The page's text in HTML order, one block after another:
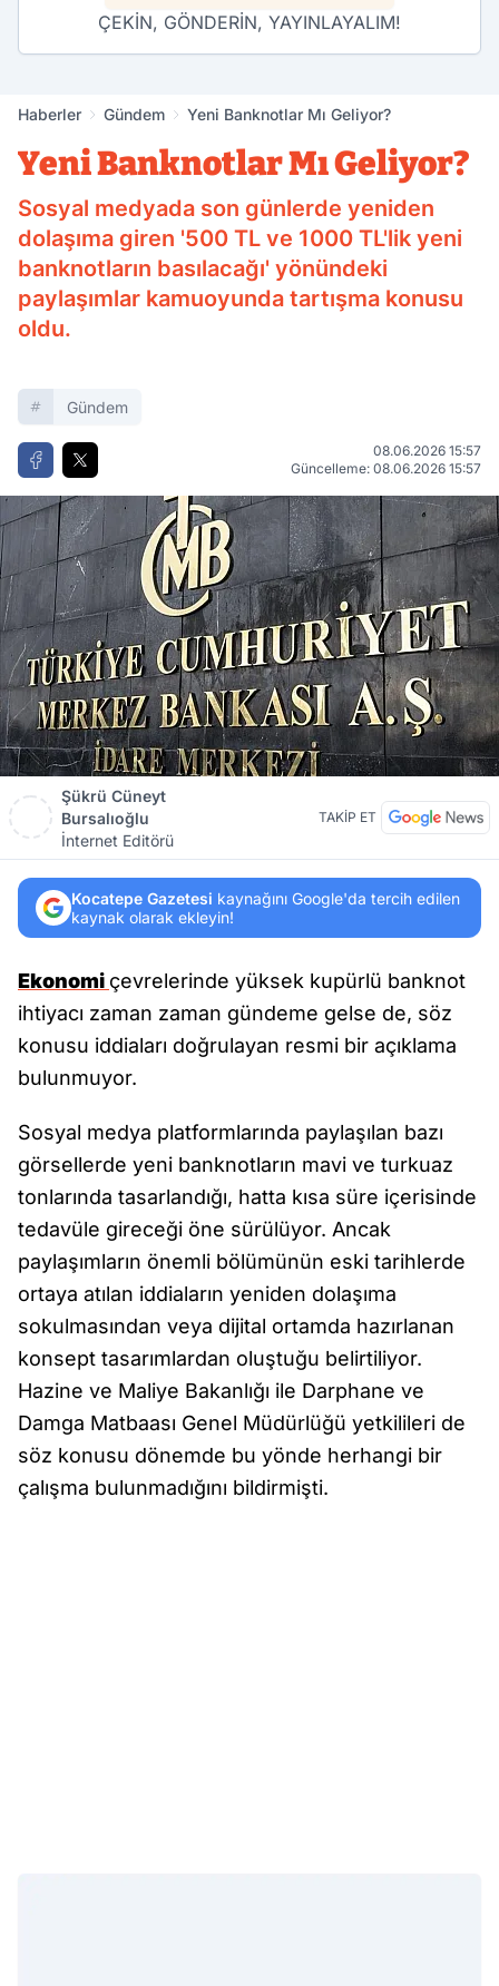
ÇEKİN, GÖNDERİN, YAYINLAYALIM!
Haberler Gündem Yeni Banknotlar Mı Geliyor?
Yeni Banknotlar Mı Geliyor?
Sosyal medyada son günlerde yeniden
dolaşıma giren '500 TL ve 1000 TL'lik yeni
banknotların basılacağı' yönündeki
paylaşımlar kamuoyunda tartışma konusu
oldu.
Gündem
08.06.2026 15:57
Güncelleme: 08.06.2026 15:57
Şükrü Cüneyt
Bursalıoğlu
İnternet Editörü
TAKİP ET
Kocatepe Gazetesi kaynağını Google'da tercih edilen
kaynak olarak ekleyin!
Ekonomi çevrelerinde yüksek kupürlü banknot
ihtiyacı zaman zaman gündeme gelse de, söz
konusu iddiaları doğrulayan resmi bir açıklama
bulunmuyor.
Sosyal medya platformlarında paylaşılan bazı
görsellerde yeni banknotların mavi ve turkuaz
tonlarında tasarlandığı, hatta kısa süre içerisinde
tedavüle gireceği öne sürülüyor. Ancak
paylaşımların önemli bölümünün eski tarihlerde
ortaya atılan iddiaların yeniden dolaşıma
sokulmasından veya dijital ortamda hazırlanan
konsept tasarımlardan oluştuğu belirtiliyor.
Hazine ve Maliye Bakanlığı ile Darphane ve
Damga Matbaası Genel Müdürlüğü yetkilileri de
söz konusu dönemde bu yönde herhangi bir
çalışma bulunmadığını bildirmişti.